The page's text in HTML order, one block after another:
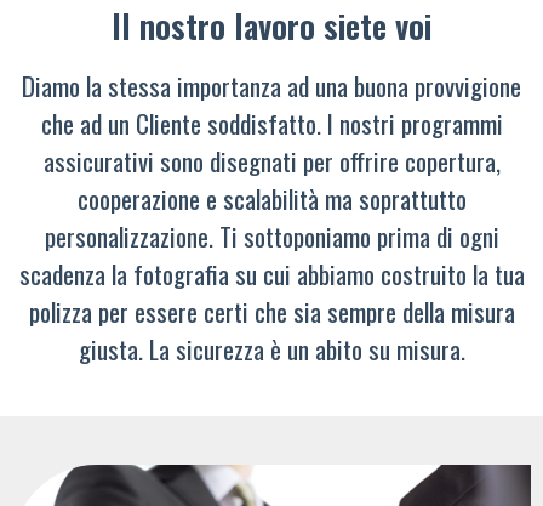
Il nostro lavoro siete voi
Diamo la stessa importanza ad una buona provvigione
che ad un Cliente soddisfatto. I nostri programmi
assicurativi sono disegnati per offrire copertura,
cooperazione e scalabilità ma soprattutto
personalizzazione. Ti sottoponiamo prima di ogni
scadenza la fotografia su cui abbiamo costruito la tua
polizza per essere certi che sia sempre della misura
giusta. La sicurezza è un abito su misura.